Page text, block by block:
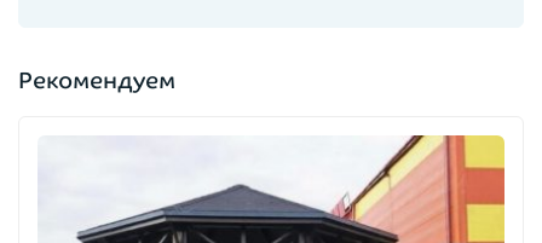
Рекомендуем